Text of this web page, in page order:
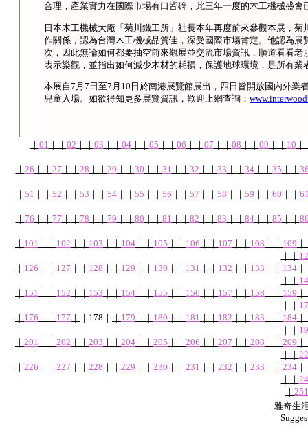
合理，產業實力在國際市場有口皆碑，此三年一度的木工機械盛會
日本木工機械大廠「菊川鐵工所」社長本年再度前來參觀本展，
作關係，認為台灣木工機械品質佳，深受國際市場肯定。他認為
次，因此無論如何都要抽空前來觀展並交流市場資訊，順道看看
表示樂觀，並指出如何減少木材的耗損，保護地球環境，是所有業
本展自7月7日至7月10日於南港展覽館展出，四日皆開放國內外業
兒童入場。如欲得知更多展覽資訊，歡迎上網查詢：
｜ 01 ｜ ｜ 02 ｜ ｜ 03 ｜ ｜ 04｜ ｜ 05 ｜ ｜ 06 ｜ ｜ 07 ｜ ｜ 08 ｜ ｜ 09 ｜ ｜ 10 ｜
｜ 26 ｜ ｜ 27 ｜ ｜ 28 ｜ ｜ 29 ｜ ｜ 30 ｜ ｜ 31 ｜ ｜ 32 ｜ ｜ 33 ｜ ｜ 34｜ ｜ 35 ｜ ｜
｜ 51 ｜ ｜ 52 ｜ ｜ 53 ｜ ｜ 54｜ ｜ 55 ｜ ｜ 56 ｜ ｜ 57 ｜ ｜ 58 ｜ ｜ 59 ｜ ｜ 60 ｜ ｜
｜ 76 ｜ ｜ 77 ｜ ｜ 78 ｜ ｜ 79 ｜ ｜ 80 ｜ ｜ 81 ｜ ｜ 82 ｜ ｜ 83 ｜ ｜ 84｜ ｜ 85 ｜ ｜
｜ 101 ｜ ｜ 102 ｜ ｜ 103 ｜ ｜ 104 ｜ ｜ 105 ｜ ｜ 106 ｜ ｜ 107 ｜ ｜ 108 ｜ ｜ 109 ｜
｜
｜
｜ 126 ｜ ｜ 127 ｜ ｜ 128 ｜ ｜ 129 ｜ ｜ 130 ｜ ｜ 131 ｜ ｜ 132 ｜ ｜ 133 ｜ ｜ 134 ｜
｜
｜
｜ 151 ｜ ｜ 152 ｜ ｜ 153 ｜ ｜ 154 ｜ ｜ 155 ｜ ｜ 156 ｜ ｜ 157 ｜ ｜ 158 ｜ ｜ 159 ｜
｜
｜
｜ 176 ｜ ｜ 177 ｜ ｜ 178 ｜ ｜ 179 ｜ ｜ 180 ｜ ｜ 181 ｜ ｜ 182 ｜ ｜ 183 ｜ ｜ 184 ｜
｜
｜
｜ 201 ｜ ｜ 202 ｜ ｜ 203 ｜ ｜ 204 ｜ ｜ 205 ｜ ｜ 206 ｜ ｜ 207 ｜ ｜ 208 ｜ ｜ 209 ｜
｜
｜
｜ 226 ｜ ｜ 227 ｜ ｜ 228 ｜ ｜ 229 ｜ ｜ 230 ｜ ｜ 231 ｜ ｜ 232 ｜ ｜ 233 ｜ ｜ 234 ｜
｜
｜
｜ 251
雅奇生